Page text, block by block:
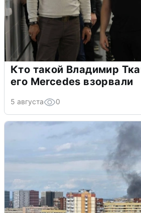
Кто такой Владимир
его Mercedes взорвали
5 августа 0